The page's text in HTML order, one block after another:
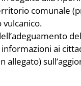
comunale
vulcanico.
ai